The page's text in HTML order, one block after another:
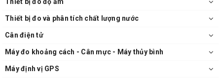
Thiết bị đo và phân tích chất lượng nước
Cân điện tử
Máy đo khoảng cách - Cân mực - Máy thủy bình
Máy định vị GPS